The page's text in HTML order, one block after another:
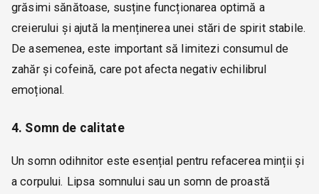
grăsimi sănătoase, susține funcționarea optimă a
creierului și ajută la menținerea unei stări de spirit stabile.
De asemenea, este important să limitezi consumul de
zahăr și cofeină, care pot afecta negativ echilibrul
emoțional.
4. Somn de calitate
Un somn odihnitor este esențial pentru refacerea minții și
a corpului. Lipsa somnului sau un somn de proastă